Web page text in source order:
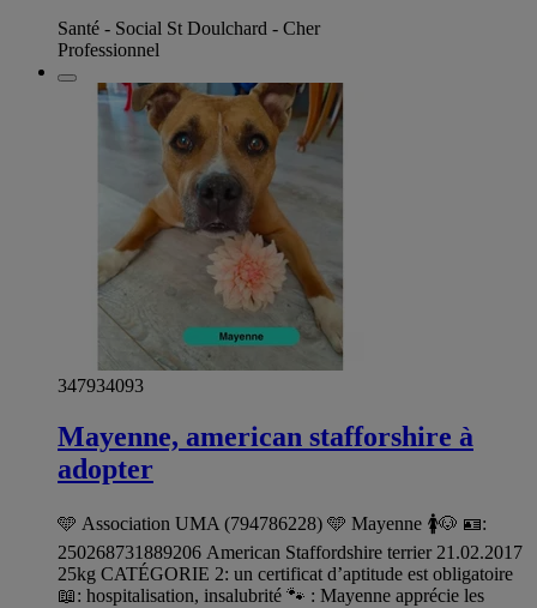
Santé - Social St Doulchard - Cher
Professionnel
347934093
Mayenne, american stafforshire à
adopter
🩵 Association UMA (794786228) 🩵 Mayenne 🚺🐶 🪪:
250268731889206 American Staffordshire terrier 21.02.2017
25kg CATÉGORIE 2: un certificat d’aptitude est obligatoire
📖: hospitalisation, insalubrité 🐾 : Mayenne apprécie les